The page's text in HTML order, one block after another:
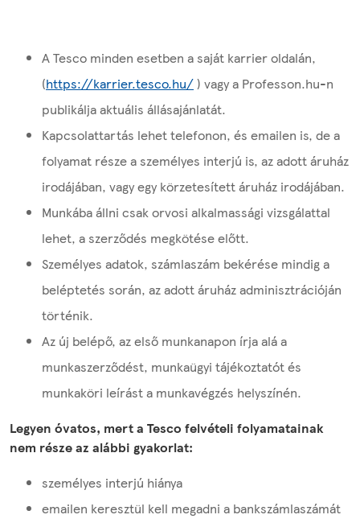
A Tesco minden esetben a saját karrier oldalán,
(https://karrier.tesco.hu/) vagy a Professon.hu-n
publikálja aktuális állásajánlatát.
Kapcsolattartás lehet telefonon, és emailen is, de a
folyamat része a személyes interjú is, az adott áruház
irodájában, vagy egy körzetesített áruház irodájában.
Munkába állni csak orvosi alkalmassági vizsgálattal
lehet, a szerződés megkötése előtt.
Személyes adatok, számlaszám bekérése mindig a
beléptetés során, az adott áruház adminisztrációján
történik.
Az új belépő, az első munkanapon írja alá a
munkaszerződést, munkaügyi tájékoztatót és
munkaköri leírást a munkavégzés helyszínén.
Legyen óvatos, mert a Tesco felvételi folyamatainak
nem része az alábbi gyakorlat:
személyes interjú hiánya
emailen keresztül kell megadni a bankszámlaszámát